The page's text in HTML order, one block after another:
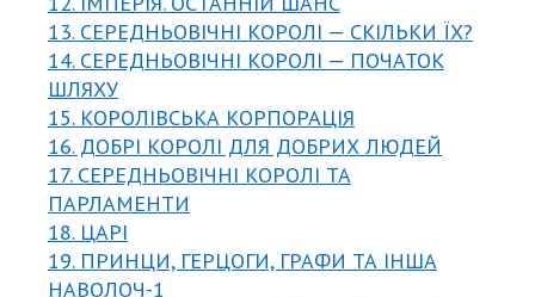
13. СЕРЕДНЬОВІЧНІ КОРОЛІ — СКІЛЬКИ ЇХ?
14. СЕРЕДНЬОВІЧНІ КОРОЛІ — ПОЧАТОК
ШЛЯХУ
15. КОРОЛІВСЬКА КОРПОРАЦІЯ
16. ДОБРІ КОРОЛІ ДЛЯ ДОБРИХ ЛЮДЕЙ
17. СЕРЕДНЬОВІЧНІ КОРОЛІ ТА
ПАРЛАМЕНТИ
18. ЦАРІ
19. ПРИНЦИ, ГЕРЦОГИ, ГРАФИ ТА ІНША
НАВОЛОЧ-1